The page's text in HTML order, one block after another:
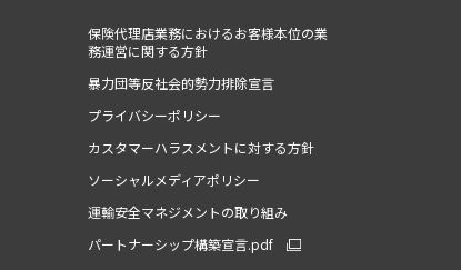
保険代理店業務におけるお客様本位の業
務運営に関する方針
暴力団等反社会的勢力排除宣言
プライバシーポリシー
カスタマーハラスメントに対する方針
ソーシャルメディアポリシー
運輸安全マネジメントの取り組み
パートナーシップ構築宣言.pdf